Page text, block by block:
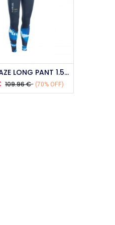
Ion AMAZE LONG PANT 1.5 2021
109.96€ (70% OFF)